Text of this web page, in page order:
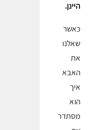
היינן.
כאשר
שאלנו
את
האבא
איך
הוא
מסתדר